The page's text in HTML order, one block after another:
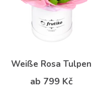
Weiße Rosa Tulpen
ab 799 Kč